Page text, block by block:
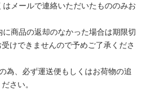
メールで連絡いただいたもののみお
商品の返却のなかった場合は期限切
けできませんので予めご了承くださ
為、必ず運送便もしくはお荷物の追
さい。